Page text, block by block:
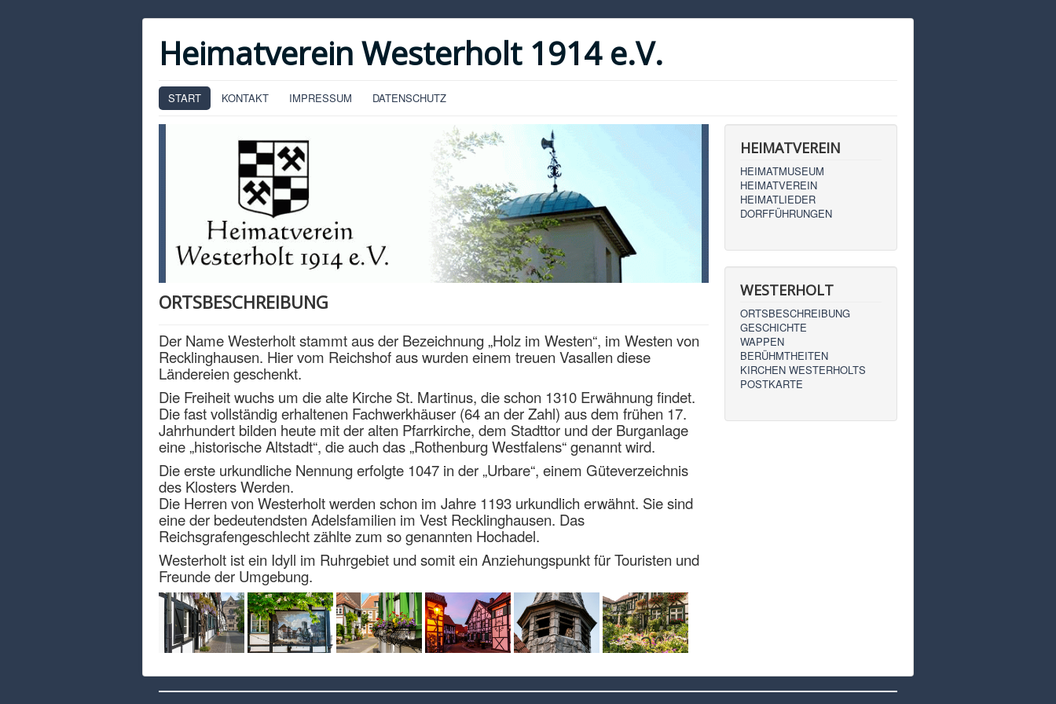
Heimatverein Westerholt 1914 e.V.
START KONTAKT IMPRESSUM DATENSCHUTZ
ORTSBESCHREIBUNG
Der Name Westerholt stammt aus der Bezeichnung „Holz im Westen“, im Westen von
Recklinghausen. Hier vom Reichshof aus wurden einem treuen Vasallen diese
Ländereien geschenkt.
Die Freiheit wuchs um die alte Kirche St. Martinus, die schon 1310 Erwähnung findet.
Die fast vollständig erhaltenen Fachwerkhäuser (64 an der Zahl) aus dem frühen 17.
Jahrhundert bilden heute mit der alten Pfarrkirche, dem Stadttor und der Burganlage
eine „historische Altstadt“, die auch das „Rothenburg Westfalens“ genannt wird.
Die erste urkundliche Nennung erfolgte 1047 in der „Urbare“, einem Güteverzeichnis
des Klosters Werden.
Die Herren von Westerholt werden schon im Jahre 1193 urkundlich erwähnt. Sie sind
eine der bedeutendsten Adelsfamilien im Vest Recklinghausen. Das
Reichsgrafengeschlecht zählte zum so genannten Hochadel.
Westerholt ist ein Idyll im Ruhrgebiet und somit ein Anziehungspunkt für Touristen und
Freunde der Umgebung.
HEIMATVEREIN
HEIMATMUSEUM
HEIMATVEREIN
HEIMATLIEDER
DORFFÜHRUNGEN
WESTERHOLT
ORTSBESCHREIBUNG
GESCHICHTE
WAPPEN
BERÜHMTHEITEN
KIRCHEN WESTERHOLTS
POSTKARTE